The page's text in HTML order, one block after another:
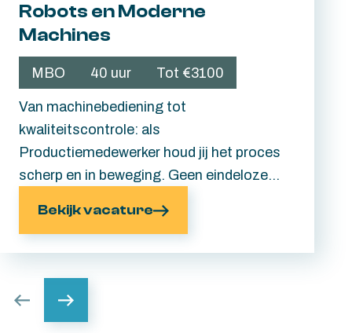
Robots en Moderne
Machines
MBO
40 uur Tot €3100
Van machinebediening tot
kwaliteitscontrole: als
Productiemedewerker houd jij het proces
scherp en in beweging. Geen eindeloze
actief bezig zijn, samen knallen en trots
zijn op wat je aan het einde van de dag hebt
solliciteer.
Bekijk vacature